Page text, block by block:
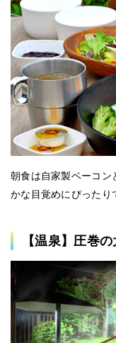
朝食は自家製ベーコン
かな目覚めにぴったり
【温泉】圧巻